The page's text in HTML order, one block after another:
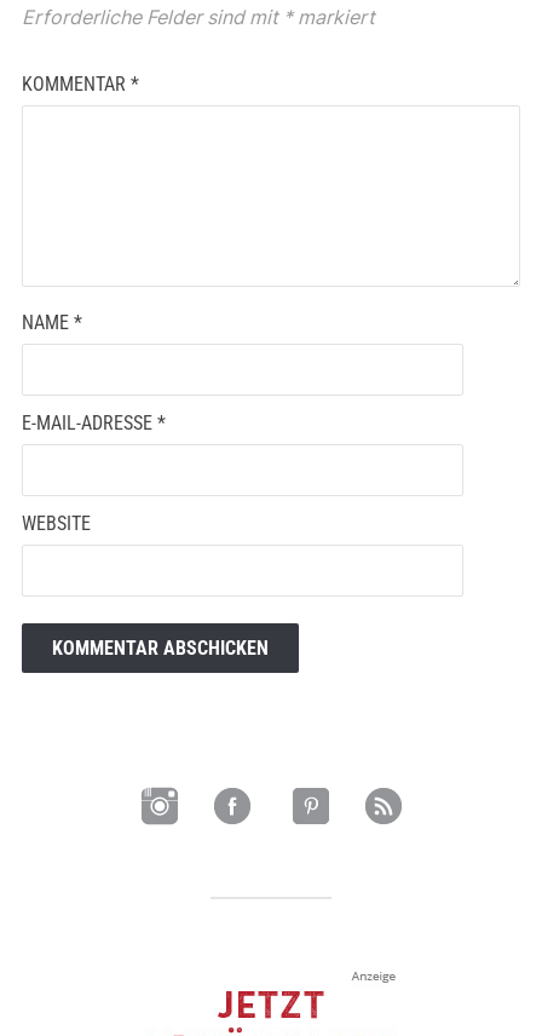
Erforderliche Felder sind mit *markiert
KOMMENTAR *
NAME *
E-MAIL-ADRESSE *
WEBSITE